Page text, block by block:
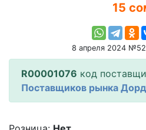
15
8 апреля 2024
R00001076 код
Поставщиков рынка